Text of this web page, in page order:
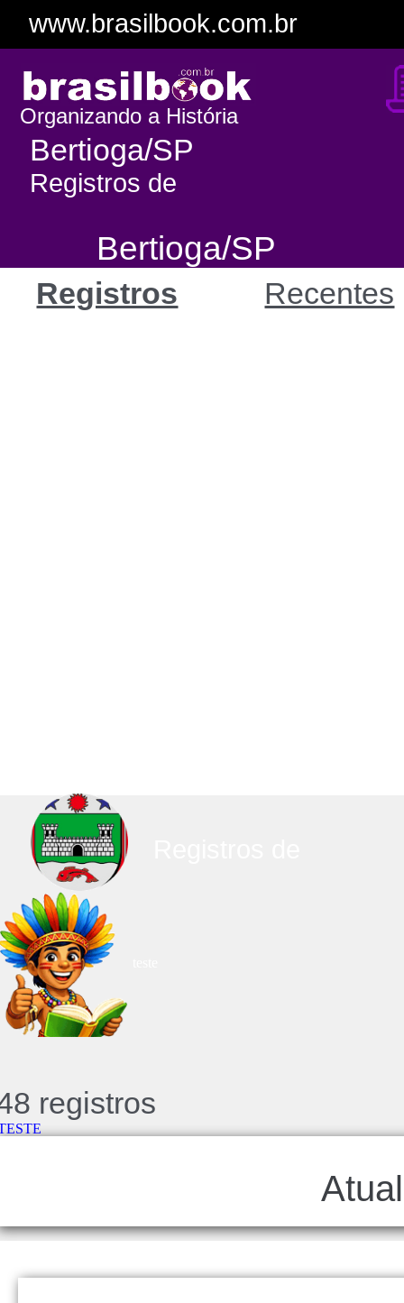
www.brasilbook.com.br
Organizando a História
Bertioga/SP
Registros de
Bertioga/SP
Registros Recentes
registros